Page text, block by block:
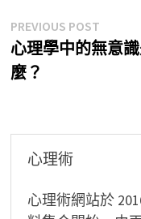
文
章
導
PREVIOUS POST
post:
心理學中的無意
麼？
心理術
心理術網站於